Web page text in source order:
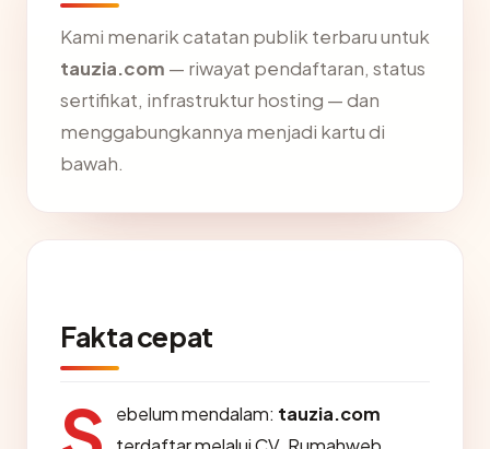
Kami menarik catatan publik terbaru untuk
tauzia.com — riwayat pendaftaran, status
sertifikat, infrastruktur hosting — dan
menggabungkannya menjadi kartu di
bawah.
Fakta cepat
ebelum mendalam: tauzia.com